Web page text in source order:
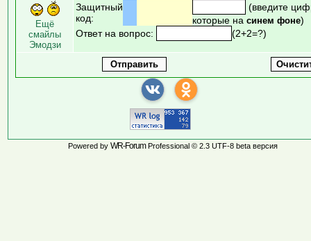
Ещё
смайлы
Эмодзи
Защитный
код:
(введите
которые на синем фоне)
Ответ на вопрос:
(2+2=?)
Powered by WR-ForumProfessional © 2.3 UTF-8 beta версия